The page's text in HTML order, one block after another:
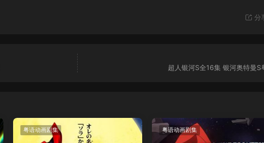
分
超人银河S全16集 银河奥特曼S
粤语动画剧集 粤语动画剧集